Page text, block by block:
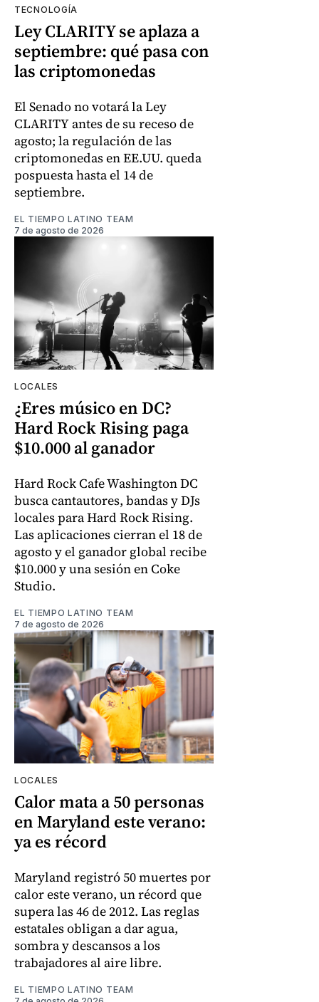
TECNOLOGÍA
Ley CLARITY se aplaza a
septiembre: qué pasa con
las criptomonedas
El Senado no votará la Ley
CLARITY antes de su receso de
agosto; la regulación de las
criptomonedas en EE.UU. queda
pospuesta hasta el 14 de
septiembre.
EL TIEMPO LATINO TEAM
7 de agosto de 2026
LOCALES
¿Eres músico en DC?
Hard Rock Rising paga
$10.000 al ganador
Hard Rock Cafe Washington DC
busca cantautores, bandas y DJs
locales para Hard Rock Rising.
Las aplicaciones cierran el 18 de
agosto y el ganador global recibe
$10.000 y una sesión en Coke
Studio.
EL TIEMPO LATINO TEAM
7 de agosto de 2026
LOCALES
Calor mata a 50 personas
en Maryland este verano:
ya es récord
Maryland registró 50 muertes por
calor este verano, un récord que
supera las 46 de 2012. Las reglas
estatales obligan a dar agua,
sombra y descansos a los
trabajadores al aire libre.
EL TIEMPO LATINO TEAM